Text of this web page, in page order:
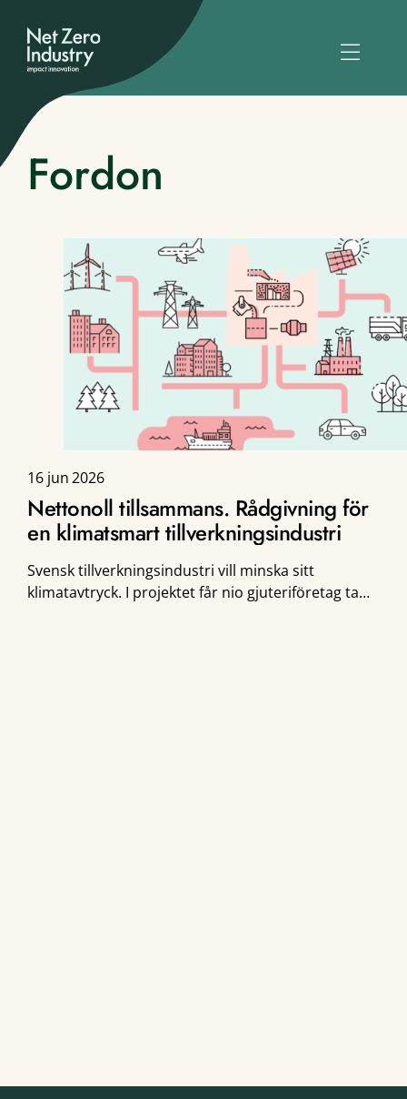
Fordon
16 jun 2026
Nettonoll tillsammans. Rådgivning för
en klimatsmart tillverkningsindustri
Svensk tillverkningsindustri vill minska sitt
klimatavtryck. I projektet får nio gjuteriföretag ta